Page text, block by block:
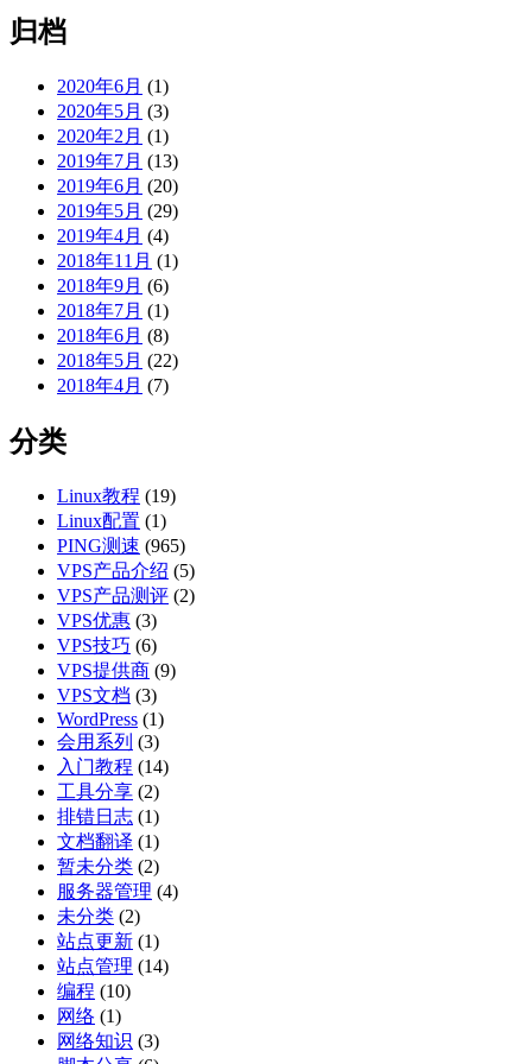
归档
2020年6月 (1)
2020年5月 (3)
2020年2月 (1)
2019年7月 (13)
2019年6月 (20)
2019年5月 (29)
2019年4月 (4)
2018年11月 (1)
2018年9月 (6)
2018年7月 (1)
2018年6月 (8)
2018年5月 (22)
2018年4月 (7)
分类
Linux教程 (19)
Linux配置 (1)
PING测速 (965)
VPS产品介绍 (5)
VPS产品测评 (2)
VPS优惠 (3)
VPS技巧 (6)
VPS提供商 (9)
VPS文档 (3)
WordPress (1)
会用系列 (3)
入门教程 (14)
工具分享 (2)
排错日志 (1)
文档翻译 (1)
暂未分类 (2)
服务器管理 (4)
未分类 (2)
站点更新 (1)
站点管理 (14)
编程 (10)
网络 (1)
网络知识 (3)